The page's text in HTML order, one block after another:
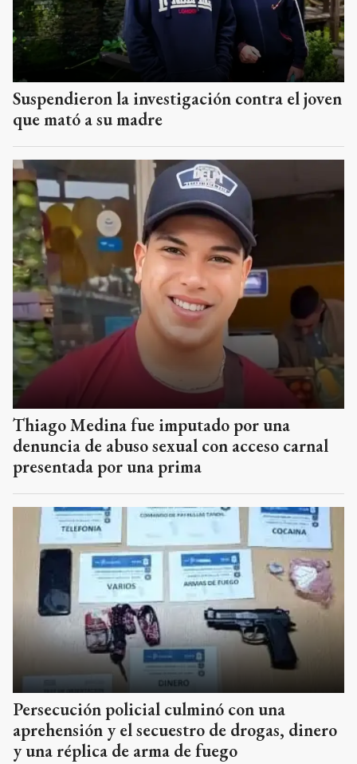
Suspendieron la investigación contra el joven
que mató a su madre
Thiago Medina fue imputado por una
denuncia de abuso sexual con acceso carnal
presentada por una prima
Persecución policial culminó con una
aprehensión y el secuestro de drogas, dinero
y una réplica de arma de fuego